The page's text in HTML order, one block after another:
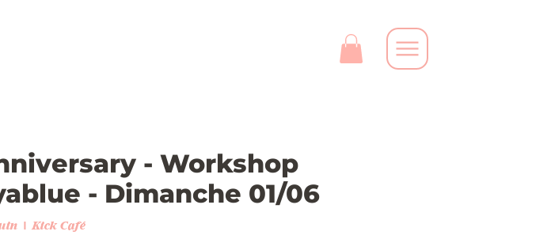
- Workshop
- Dimanche 01/06
  |
Kick Café